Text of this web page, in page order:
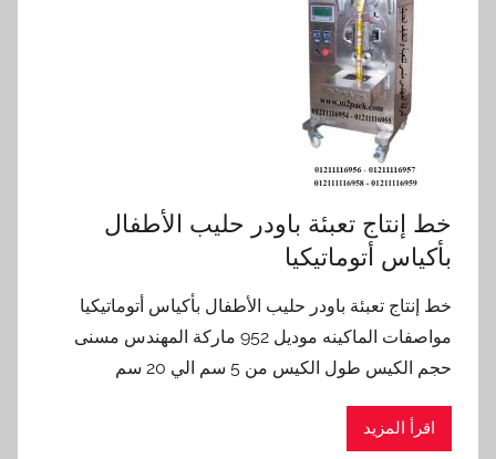
خط إنتاج تعبئة باودر حليب الأطفال
بأكياس أتوماتيكيا
خط إنتاج تعبئة باودر حليب الأطفال بأكياس أتوماتيكيا
مواصفات الماكينه موديل 952 ماركة المهندس مسنى
حجم الكيس طول الكيس من 5 سم الي 20 سم
اقرأ المزيد